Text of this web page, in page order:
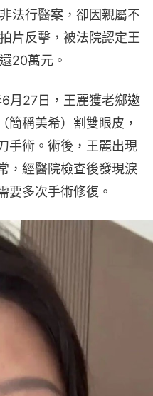
法行醫案，卻因親屬不
片反擊，被法院認定王
20萬元。
月27日，王麗獲老鄉邀
簡稱美希）割雙眼皮，
手術。術後，王麗出現
，經醫院檢查後發現淚
要多次手術修復。